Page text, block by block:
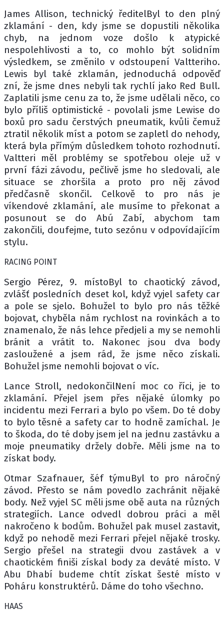
James Allison, technický ředitelByl to den plný
zklamání - den, kdy jsme se dopustili několika
chyb, na jednom voze došlo k atypické
nespolehlivosti a to, co mohlo být solidním
výsledkem, se změnilo v odstoupení Valtteriho.
Lewis byl také zklamán, jednoduchá odpověď
zní, že jsme dnes nebyli tak rychlí jako Red Bull.
Zaplatili jsme cenu za to, že jsme udělali něco, co
bylo příliš optimistické - povolali jsme Lewise do
boxů pro sadu čerstvých pneumatik, kvůli čemuž
ztratil několik míst a potom se zapletl do nehody,
která byla přímým důsledkem tohoto rozhodnutí.
Valtteri měl problémy se spotřebou oleje už v
první fázi závodu, pečlivě jsme ho sledovali, ale
situace se zhoršila a proto pro něj závod
předčasně skončil. Celkově to pro nás je
víkendové zklamání, ale musíme to překonat a
posunout se do Abú Zabí, abychom tam
zakončili, doufejme, tuto sezónu v odpovídajícím
stylu.
RACING POINT
Sergio Pérez, 9. místoByl to chaotický závod,
zvlášť posledních deset kol, když vyjel safety car
a pole se sjelo. Bohužel to bylo pro nás těžké
bojovat, chyběla nám rychlost na rovinkách a to
znamenalo, že nás lehce předjeli a my se nemohli
bránit a vrátit to. Nakonec jsou dva body
zasloužené a jsem rád, že jsme něco získali.
Bohužel jsme nemohli bojovat o víc.
Lance Stroll, nedokončilNení moc co říci, je to
zklamání. Přejel jsem přes nějaké úlomky po
incidentu mezi Ferrari a bylo po všem. Do té doby
to bylo těsné a safety car to hodně zamíchal. Je
to škoda, do té doby jsem jel na jednu zastávku a
moje pneumatiky držely dobře. Měli jsme na to
získat body.
Otmar Szafnauer, šéf týmuByl to pro náročný
závod. Přesto se nám povedlo zachránit nějaké
body. Než vyjel SC měli jsme obě auta na různých
strategiích. Lance odvedl dobrou práci a měl
nakročeno k bodům. Bohužel pak musel zastavit,
když po nehodě mezi Ferrari přejel nějaké trosky.
Sergio přešel na strategii dvou zastávek a v
chaotickém finiši získal body za deváté místo. V
Abu Dhabí budeme chtít získat šesté místo v
Poháru konstruktérů. Dáme do toho všechno.
HAAS